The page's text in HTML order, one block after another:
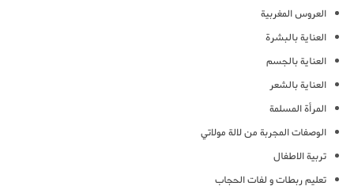
العروس المغربية
العناية بالبشرة
العناية بالجسم
العناية بالشعر
المرأة المسلمة
الوصفات المجربة من لالة مولاتي
تربية الاطفال
تعليم ربطات و لفات الحجاب